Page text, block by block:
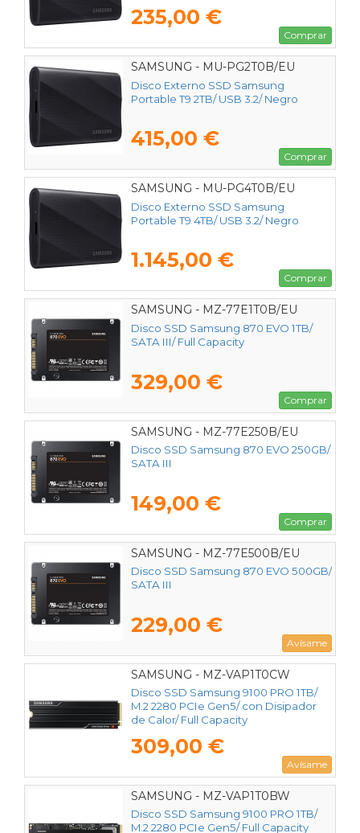
235,00 €
Comprar
SAMSUNG - MU-PG2T0B/EU
Disco Externo SSD Samsung
Portable T9 2TB/ USB 3.2/ Negro
415,00 €
Comprar
SAMSUNG - MU-PG4T0B/EU
Disco Externo SSD Samsung
Portable T9 4TB/ USB 3.2/ Negro
1.145,00 €
Comprar
SAMSUNG - MZ-77E1T0B/EU
Disco SSD Samsung 870 EVO 1TB/
SATA III/ Full Capacity
329,00 €
Comprar
SAMSUNG - MZ-77E250B/EU
Disco SSD Samsung 870 EVO 250GB/
SATA III
149,00 €
Comprar
SAMSUNG - MZ-77E500B/EU
Disco SSD Samsung 870 EVO 500GB/
SATA III
229,00 €
Avísame
SAMSUNG - MZ-VAP1T0CW
Disco SSD Samsung 9100 PRO 1TB/
M.2 2280 PCIe Gen5/ con Disipador
de Calor/ Full Capacity
309,00 €
Avísame
SAMSUNG - MZ-VAP1T0BW
Disco SSD Samsung 9100 PRO 1TB/
M.2 2280 PCIe Gen5/ Full Capacity